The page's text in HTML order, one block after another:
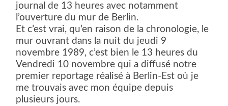
journal de 13 heures avec notamment
l’ouverture du mur de Berlin.
Et c’est vrai, qu’en raison de la chronologie, le
mur ouvrant dans la nuit du jeudi 9
novembre 1989, c’est bien le 13 heures du
Vendredi 10 novembre qui a diffusé notre
premier reportage réalisé à Berlin-Est où je
me trouvais avec mon équipe depuis
plusieurs jours.